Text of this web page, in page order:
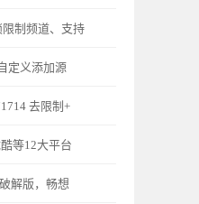
制频道、支持
定义添加源
去限制+
等12大平台
解版，畅想